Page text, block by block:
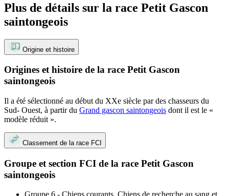
Plus de détails sur la race Petit Gascon
saintongeois
Origine et histoire
Origines et histoire de la race Petit Gascon
saintongeois
Il a été sélectionné au début du XXe siècle par des chasseurs du
Sud- Ouest, à partir du Grand gascon saintongeois dont il est le «
modèle réduit ».
Classement de la race FCI
Groupe et section FCI de la race Petit Gascon
saintongeois